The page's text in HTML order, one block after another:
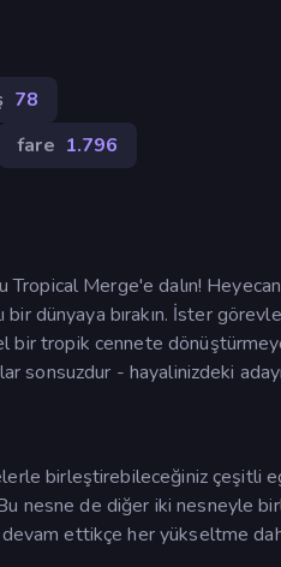
78
fare 1.796
Merge'e dalın!
dünyaya bırakın. İster
bir tropik cennete
sonsuzdur - hayalinizdeki
birleştirebileceğiniz çeşitli
nesne de diğer iki nesneyle
ettikçe her yükseltme